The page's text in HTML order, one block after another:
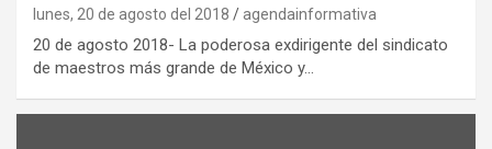
lunes, 20 de agosto del 2018 agendainformativa
20 de agosto 2018- La poderosa exdirigente del sindicato
de maestros más grande de México y…